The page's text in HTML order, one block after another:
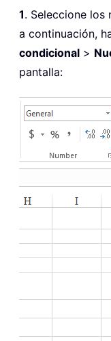
1. Seleccione los
a continuación,
condicional >
pantalla: